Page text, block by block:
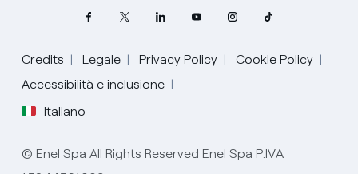
Credits Legale Privacy Policy
Cookie Policy
Accessibilità e inclusione
Italiano
Seleziona la tua lingua
© Enel Spa All Rights Reserved Enel Spa P.IVA